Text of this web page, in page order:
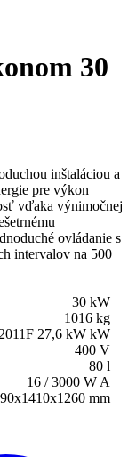
30
inštaláciou a
pre výkon
vďaka výnimočnej
ovládanie s
intervalov na 500
30 kW
1016 kg
27,6 kW kW
400 V
80 l
16 / 3000 W A
mm